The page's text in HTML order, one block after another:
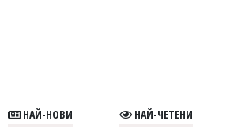
НАЙ-НОВИ НАЙ-ЧЕТЕНИ